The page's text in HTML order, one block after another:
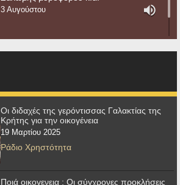
3 Αυγούστου
Οι διδαχές της γερόντισσας Γαλακτίας της
Κρήτης για την οικογένεια
19 Μαρτίου 2025
Ράδιο Χρηστότητα
Ποιά οικογενεια ; Οι σύγχρονες προκλήσεις